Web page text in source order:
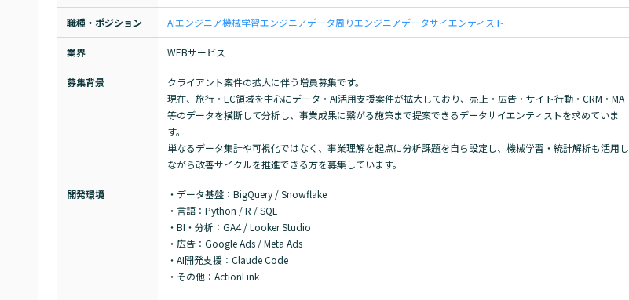
職種・ポジション AIエンジニア機械学習エンジニアデータ周りエンジニアデータサイエンティスト
業界 WEBサービス
募集背景
クライアント案件の拡大に伴う増員募集です。
現在、旅行・EC領域を中心にデータ・AI活用支援案件が拡大しており、売上・広告・サイト行動・CRM・MA
等のデータを横断して分析し、事業成果に繋がる施策まで提案できるデータサイエンティストを求めていま
す。
単なるデータ集計や可視化ではなく、事業理解を起点に分析課題を自ら設定し、機械学習・統計解析も活用し
ながら改善サイクルを推進できる方を募集しています。
開発環境
・データ基盤：BigQuery / Snowflake
・言語：Python / R / SQL
・BI・分析：GA4 / Looker Studio
・広告：Google Ads / Meta Ads
・AI開発支援：Claude Code
・その他：ActionLink